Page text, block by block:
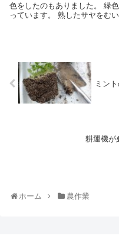
色をしたのもありました。 緑
っています。 熟したサヤをむい
ミン
耕運機が
ホーム 農作業